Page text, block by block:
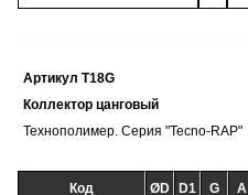
Артикул T18G
Коллектор цанговый
Технополимер. Серия "Tecno-RAP"
Код ØD D1 G A